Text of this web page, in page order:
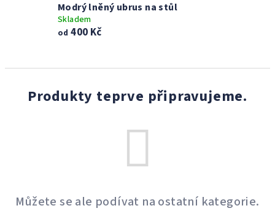
Modrý lněný ubrus na stůl
Skladem
od 400 Kč
Produkty teprve připravujeme.
Můžete se ale podívat na ostatní kategorie.